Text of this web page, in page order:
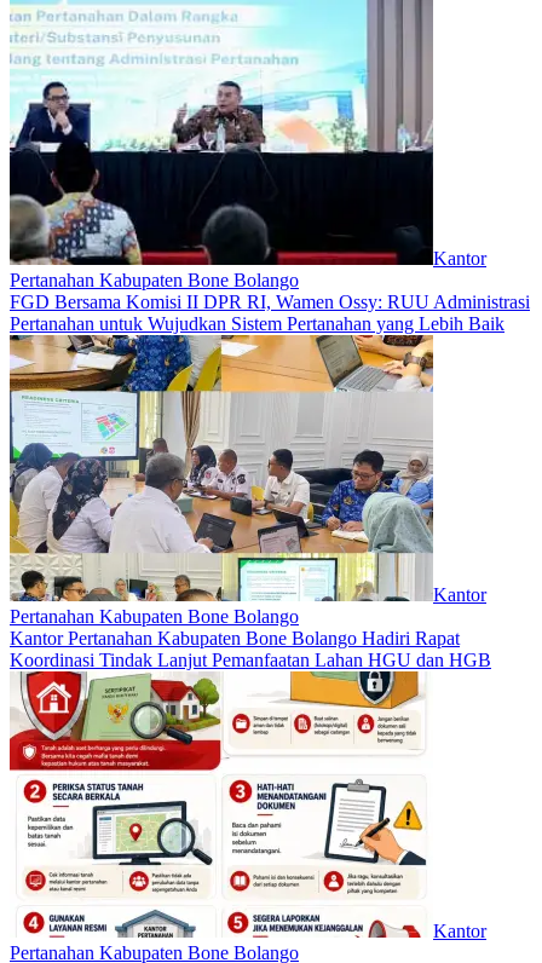
Kantor
Pertanahan Kabupaten Bone Bolango
FGD Bersama Komisi II DPR RI, Wamen Ossy: RUU Administrasi
Pertanahan untuk Wujudkan Sistem Pertanahan yang Lebih Baik
Kantor
Pertanahan Kabupaten Bone Bolango
Kantor Pertanahan Kabupaten Bone Bolango Hadiri Rapat
Koordinasi Tindak Lanjut Pemanfaatan Lahan HGU dan HGB
Kantor
Pertanahan Kabupaten Bone Bolango